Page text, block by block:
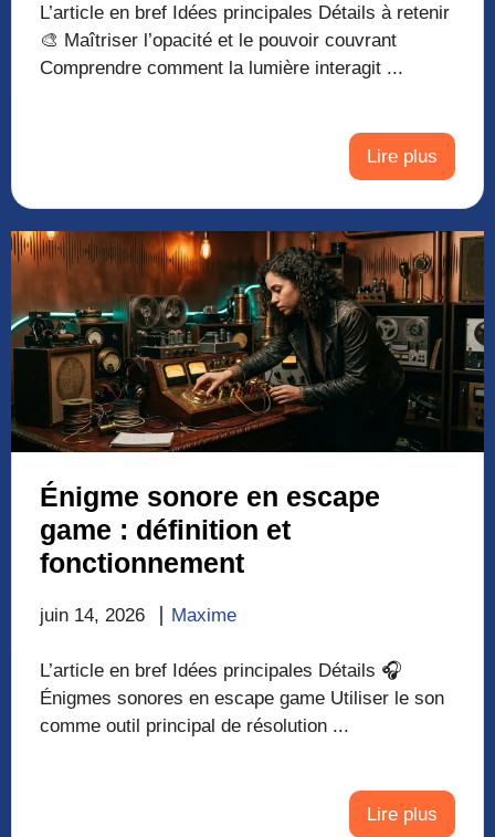
L’article en bref Idées principales Détails à retenir
🎨 Maîtriser l’opacité et le pouvoir couvrant
Comprendre comment la lumière interagit ...
Lire plus
Énigme sonore en escape
game : définition et
fonctionnement
juin 14, 2026 Maxime
L’article en bref Idées principales Détails 🎧
Énigmes sonores en escape game Utiliser le son
comme outil principal de résolution ...
Lire plus